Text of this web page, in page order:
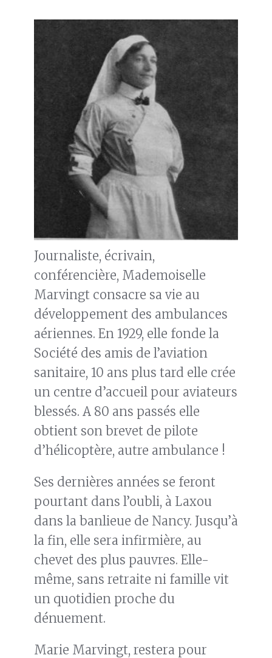
Journaliste, écrivain,
conférencière, Mademoiselle
Marvingt consacre sa vie au
développement des ambulances
aériennes. En 1929, elle fonde la
Société des amis de l’aviation
sanitaire, 10 ans plus tard elle crée
un centre d’accueil pour aviateurs
blessés. A 80 ans passés elle
obtient son brevet de pilote
d’hélicoptère, autre ambulance !
Ses dernières années se feront
pourtant dans l’oubli, à Laxou
dans la banlieue de Nancy. Jusqu’à
la fin, elle sera infirmière, au
chevet des plus pauvres. Elle-
même, sans retraite ni famille vit
un quotidien proche du
dénuement.
Marie Marvingt, restera pour